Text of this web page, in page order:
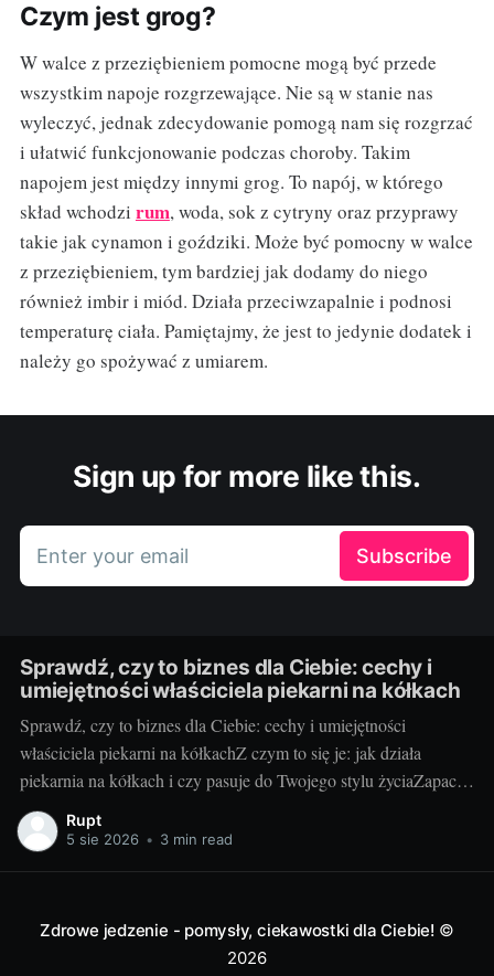
Czym jest grog?
W walce z przeziębieniem pomocne mogą być przede
wszystkim napoje rozgrzewające. Nie są w stanie nas
wyleczyć, jednak zdecydowanie pomogą nam się rozgrzać
i ułatwić funkcjonowanie podczas choroby. Takim
napojem jest między innymi grog. To napój, w którego
skład wchodzi rum, woda, sok z cytryny oraz przyprawy
takie jak cynamon i goździki. Może być pomocny w walce
z przeziębieniem, tym bardziej jak dodamy do niego
również imbir i miód. Działa przeciwzapalnie i podnosi
temperaturę ciała. Pamiętajmy, że jest to jedynie dodatek i
należy go spożywać z umiarem.
Sign up for more like this.
Enter your email Subscribe
Sprawdź, czy to biznes dla Ciebie: cechy i
umiejętności właściciela piekarni na kółkach
Sprawdź, czy to biznes dla Ciebie: cechy i umiejętności
właściciela piekarni na kółkachZ czym to się je: jak działa
piekarnia na kółkach i czy pasuje do Twojego stylu życiaZapach
świeżych bułek o świcie i uśmiechy klientów, gdy otwierasz
klapę auta – za to kocha się piekarnię na kółkach. To mobilny
Rupt
5 sie 2026 • 3 min read
Zdrowe jedzenie - pomysły, ciekawostki dla Ciebie! ©
2026